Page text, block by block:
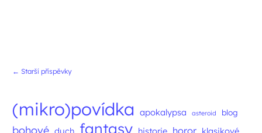
← Starší příspěvky
(mikro)povídka apokalypsa asteroid blog
bohové fantasy horor